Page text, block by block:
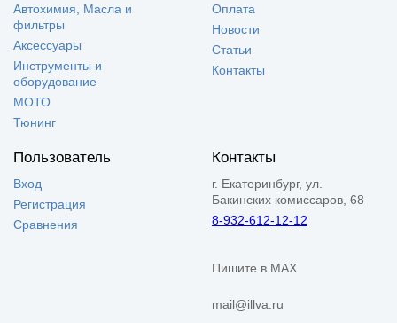
Автохимия, Масла и
фильтры
Аксессуары
Инструменты и
оборудование
МОТО
Тюнинг
Оплата
Новости
Статьи
Контакты
Пользователь
Вход
Регистрация
Сравнения
Контакты
г. Екатеринбург, ул.
Бакинских комиссаров, 68
8-932-612-12-12
Пишите в MAX
mail@illva.ru